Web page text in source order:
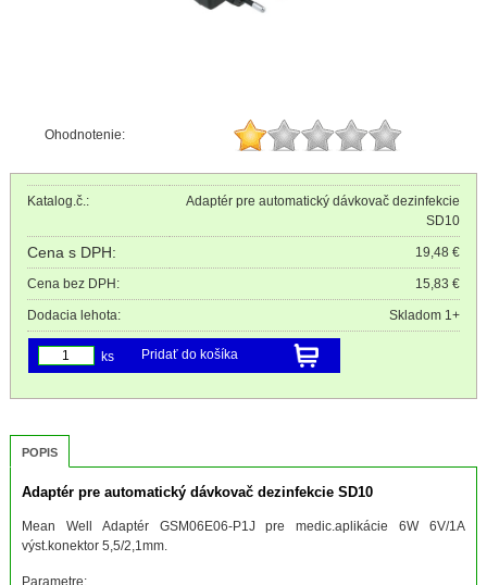
Ohodnotenie:
Katalog.č.:
Adaptér pre automatický dávkovač dezinfekcie
SD10
Cena s DPH: 19,48 €
Cena bez DPH: 15,83 €
Dodacia lehota: Skladom 1+
Pridať do košíka
ks
POPIS
Adaptér pre automatický dávkovač dezinfekcie SD10
Mean Well Adaptér GSM06E06-P1J pre medic.aplikácie 6W 6V/1A
výst.konektor 5,5/2,1mm.
Parametre: